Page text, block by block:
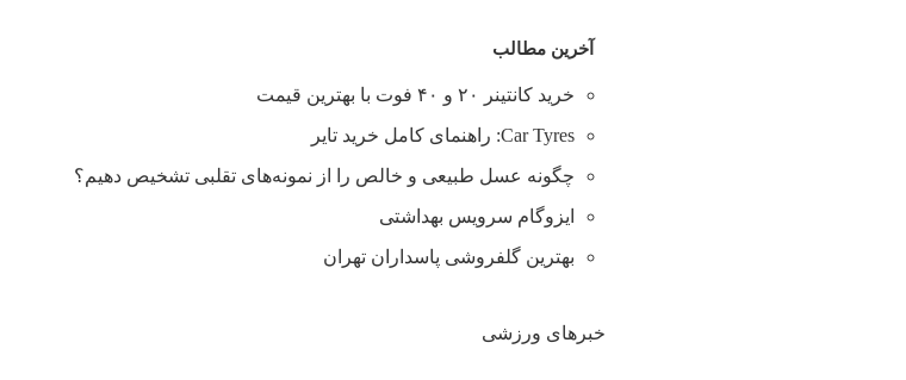
آخرین مطالب
خرید کانتینر ۲۰ و ۴۰ فوت با بهترین قیمت
Car Tyres: راهنمای کامل خرید تایر
چگونه عسل طبیعی و خالص را از نمونه‌های تقلبی تشخیص دهیم؟
ایزوگام سرویس بهداشتی
بهترین گلفروشی پاسداران تهران
خبرهای ورزشی